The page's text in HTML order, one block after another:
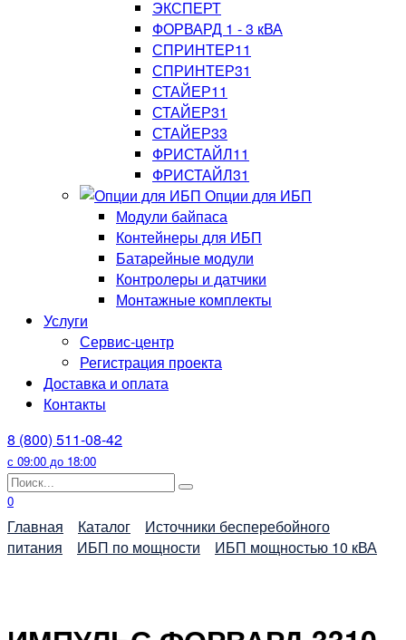
ЭКСПЕРТ
ФОРВАРД 1 - 3 кВА
СПРИНТЕР11
СПРИНТЕР31
СТАЙЕР11
СТАЙЕР31
СТАЙЕР33
ФРИСТАЙЛ11
ФРИСТАЙЛ31
Опции для ИБП
Модули байпаса
Контейнеры для ИБП
Батарейные модули
Контролеры и датчики
Монтажные комплекты
Услуги
Сервис-центр
Регистрация проекта
Доставка и оплата
Контакты
8 (800) 511-08-42
с 09:00 до 18:00
Search
for:
0
Главная Каталог
Источники бесперебойного
питания
ИБП по мощности ИБП мощностью 10 кВА